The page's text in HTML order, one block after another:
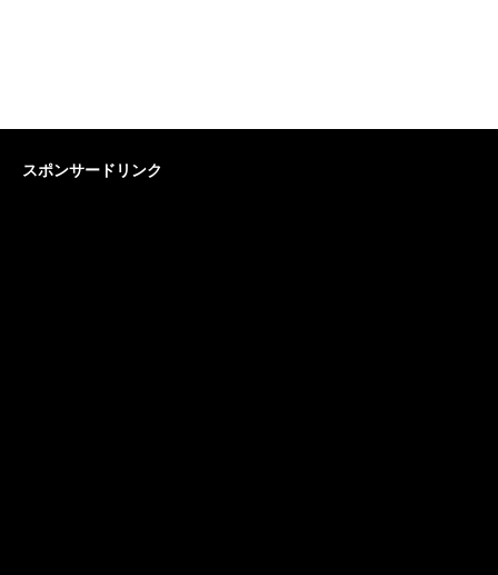
スポンサードリンク